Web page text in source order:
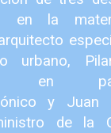
en la
urbano,
en
y Juan
de la